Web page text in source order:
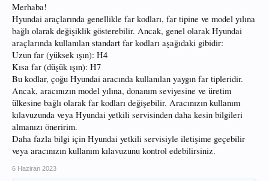
Merhaba!
Hyundai araçlarında genellikle far kodları, far tipine ve model yılına
bağlı olarak değişiklik gösterebilir. Ancak, genel olarak Hyundai
araçlarında kullanılan standart far kodları aşağıdaki gibidir:
Uzun far (yüksek ışın): H4
Kısa far (düşük ışın): H7
Bu kodlar, çoğu Hyundai aracında kullanılan yaygın far tipleridir.
Ancak, aracınızın model yılına, donanım seviyesine ve üretim
ülkesine bağlı olarak far kodları değişebilir. Aracınızın kullanım
kılavuzunda veya Hyundai yetkili servisinden daha kesin bilgileri
almanızı öneririm.
Daha fazla bilgi için Hyundai yetkili servisiyle iletişime geçebilir
veya aracınızın kullanım kılavuzunu kontrol edebilirsiniz.
6 Haziran 2023